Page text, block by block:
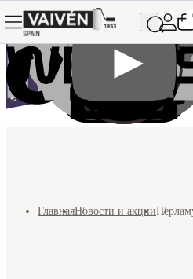
ГлавнаяНовости и акции